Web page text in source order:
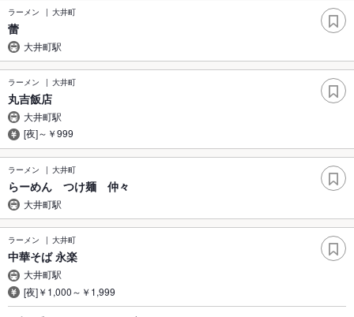
ラーメン 大井町
蕾
大井町駅
ラーメン 大井町
丸吉飯店
大井町駅
[夜]～￥999
ラーメン 大井町
らーめん つけ麺 仲々
大井町駅
ラーメン 大井町
中華そば 永楽
大井町駅
[夜]￥1,000～￥1,999